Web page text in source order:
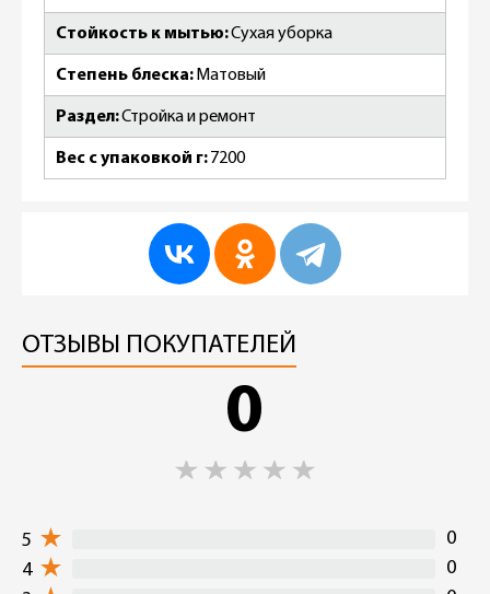
Стойкость к мытьюСухая уборка
Степень блеска Матовый
РазделСтройка и ремонт
Вес с упаковкой г 7200
ОТЗЫВЫ ПОКУПАТЕЛЕЙ
0
5
0
4
0